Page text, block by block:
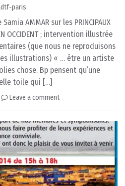
paris
AMMAR sur les PRINCIPAUX
EN OCCIDENT ; intervention illustrée
(que nous ne reproduisons
illustrations) « … être un artiste
chose. Bp pensent qu’une
toile qui […]
Leave a comment